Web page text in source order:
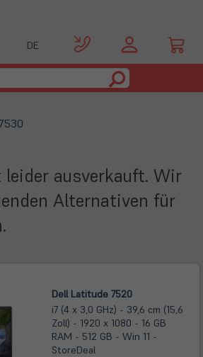
DE
ausverkauft. Wir
Alternativen für
Dell Latitude 7520
i7 (4 x 3,0 GHz) - 39,6 cm (15,6
Zoll) - 1920 x 1080 - 16 GB
RAM - 512 GB - Win 11 -
StoreDeal